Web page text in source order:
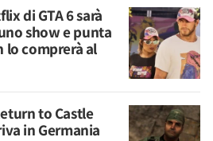
di GTA 6 sarà
show e punta
lo comprerà al
to Castle
in Germania